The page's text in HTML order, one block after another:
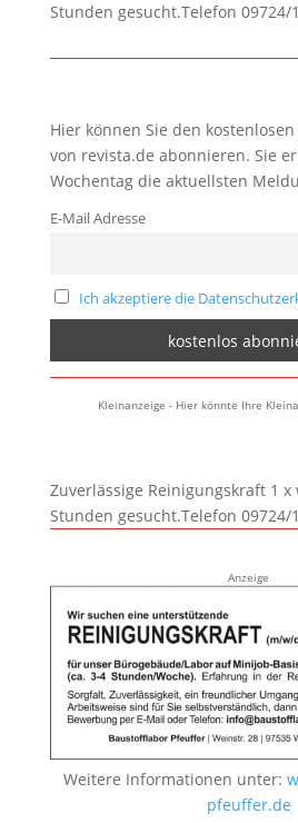
Stunden gesucht.Telefon 09724/
Hier können Sie den
von revista.de abonnieren. Sie
Wochentag die aktuellsten
E-Mail Adresse
Ich akzeptiere die
Kleinanzeige - Hier könnte Ihre
Zuverlässige Reinigungskraft 1
Stunden gesucht.Telefon 09724/
Anzeige
Weitere Informationen unter:
pfeuffer.de